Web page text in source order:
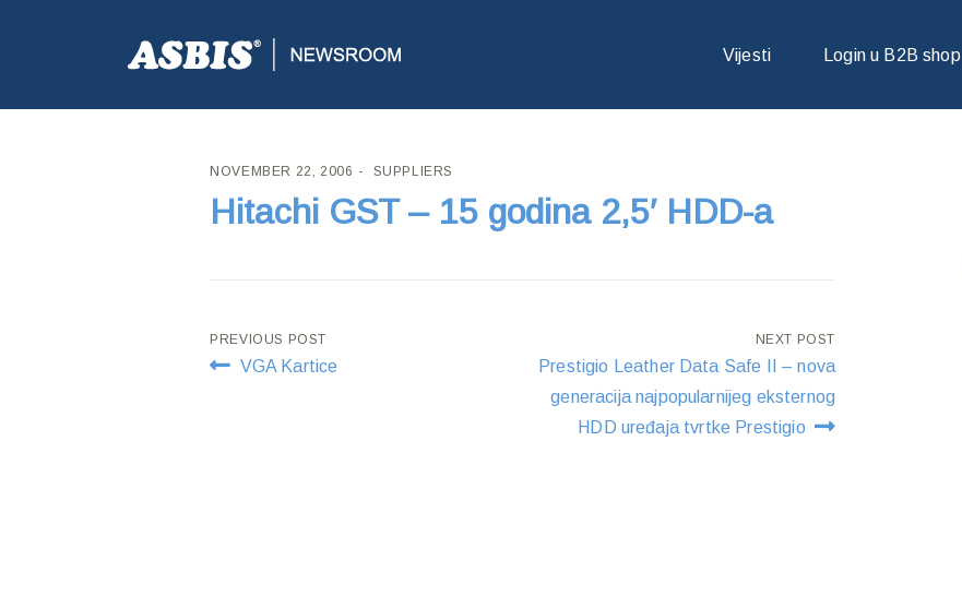
Vijesti Login u B2B shop
ASBIS CROATIA>SUPPLIERS> HITACHI GST – 15 GODINA 2,5′ HDD-A
NOVEMBER 22, 2006 SUPPLIERS
Hitachi GST – 15 godina 2,5′ HDD-a
Post
PREVIOUS POST
VGA Kartice
NEXT POST
Prestigio Leather Data Safe II – nova
generacija najpopularnijeg eksternog
HDD uređaja tvrtke Prestigio